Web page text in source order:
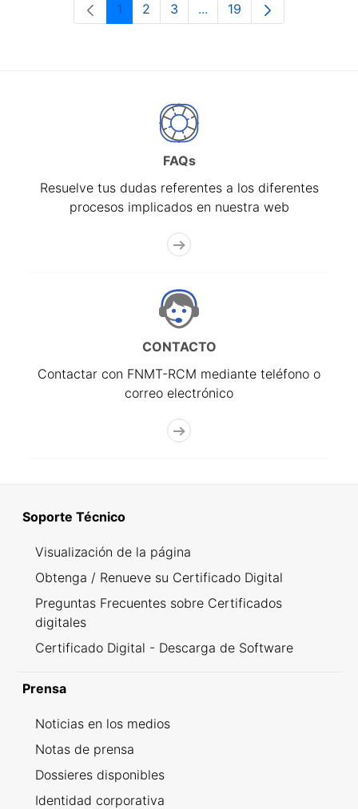
Página
1 Página
2 Página
3 ...Páginas intermedias Use
Página
19
FAQs
Resuelve tus dudas referentes a los diferentes
procesos implicados en nuestra web
CONTACTO
Contactar con FNMT-RCM mediante teléfono o
correo electrónico
Soporte Técnico
Visualización de la página
Obtenga / Renueve su Certificado Digital
Preguntas Frecuentes sobre Certificados
digitales
Certificado Digital - Descarga de Software
Prensa
Noticias en los medios
Notas de prensa
Dossieres disponibles
Identidad corporativa